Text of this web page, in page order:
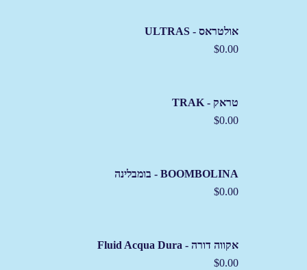
אולטראס - ULTRAS
$0.00
טראק - TRAK
$0.00
BOOMBOLINA - בומבלינה
$0.00
אקווה דורה - Fluid Acqua Dura
$0.00